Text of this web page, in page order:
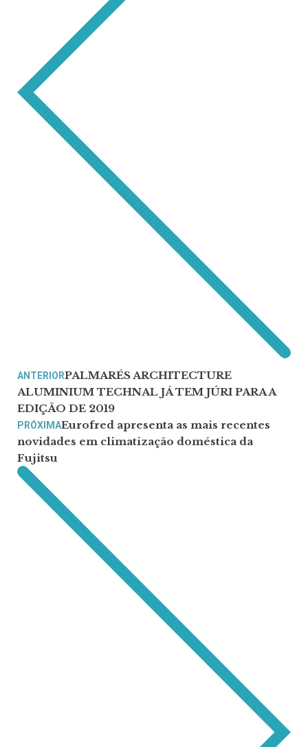
ANTERIORPALMARÉS ARCHITECTURE
ALUMINIUM TECHNAL JÁ TEM JÚRI PARA A
EDIÇÃO DE 2019
PRÓXIMAEurofred apresenta as mais recentes
novidades em climatização doméstica da
Fujitsu